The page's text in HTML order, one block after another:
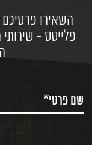
השאירו
פלייסס -